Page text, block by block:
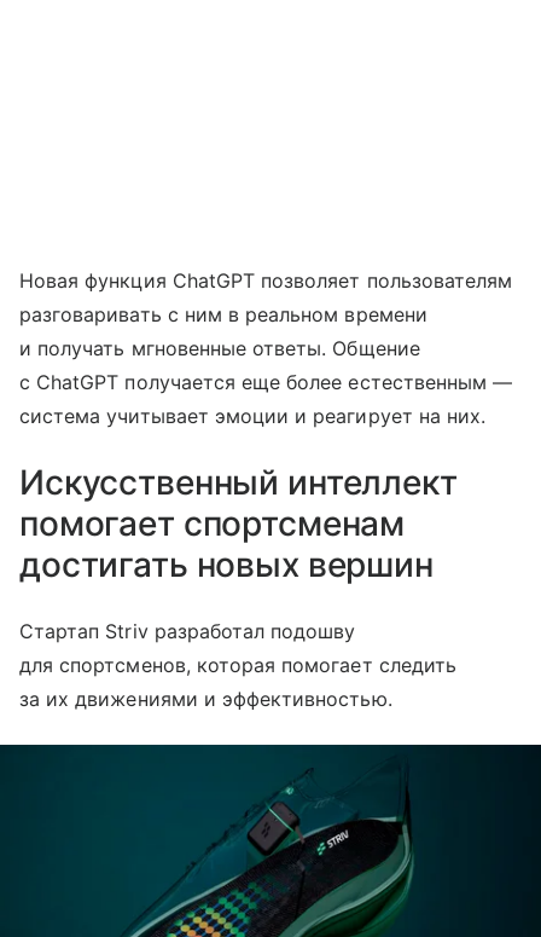
Новая функция ChatGPT позволяет пользователям
разговаривать с ним в реальном времени
и получать мгновенные ответы. Общение
с ChatGPT получается еще более естественным —
система учитывает эмоции и реагирует на них.
Искусственный интеллект
помогает спортсменам
достигать новых вершин
Стартап Striv разработал подошву
для спортсменов, которая помогает следить
за их движениями и эффективностью.